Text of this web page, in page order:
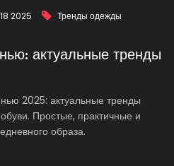
2025 Тренды одежды
актуальные тренды
2025: актуальные тренды
Простые, практичные и
образа.